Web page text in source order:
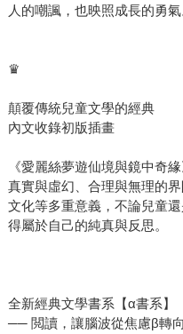
人的嘲諷，也映照成長的勇氣
♛
顛覆傳統兒童文學的經典
內文收錄初版插畫
《愛麗絲夢遊仙境與鏡中奇
真實與虛幻、合理與無理的
文化等多重意義，不論兒童
得屬於自己的純真與反思。
全新經典文學書系【α書系】
── 閲讀，讓腦波從焦慮β轉